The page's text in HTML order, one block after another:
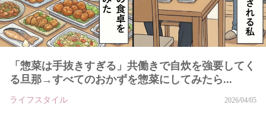
「惣菜は手抜きすぎる」共働きで自炊を強要してく
る旦那→すべてのおかずを惣菜にしてみたら...
ライフスタイル 2026/04/05